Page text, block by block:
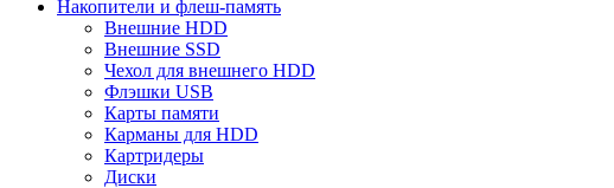
Накопители и флеш-память
Внешние HDD
Внешние SSD
Чехол для внешнего HDD
Флэшки USB
Карты памяти
Карманы для HDD
Картридеры
Диски